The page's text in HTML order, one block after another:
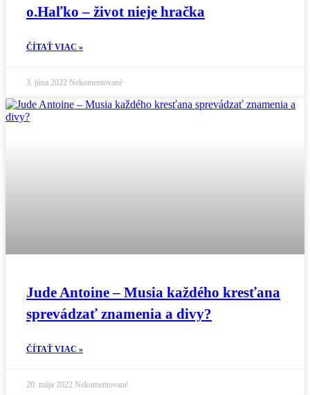
o.Haľko – život nieje hračka
ČÍTAŤ VIAC »
3. júna 2022 Nekomentované
Jude Antoine – Musia každého kresťana
sprevádzať znamenia a divy?
ČÍTAŤ VIAC »
20. mája 2022 Nekomentované